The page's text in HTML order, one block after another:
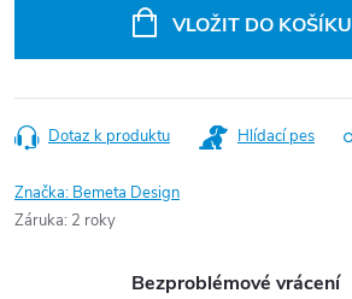
VLOŽIT DO KOŠÍKU
Dotaz k produktu Hlídací pes
Značka: Bemeta Design
Záruka: 2 roky
Bezproblémové vrácení